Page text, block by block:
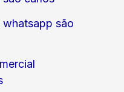
whatsapp são